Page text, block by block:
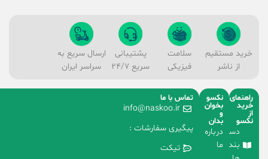
خرید مستقیم
از ناشر
سلامت
فیزیکی
پشتیبانی
سریع 24/7
ارسال سریع به
سراسر ایران
راهنمای
خرید
از
نکسو
دسته
بندی
نکسو
بخوان
و
بدان
درباره
ما
تماس با ما
info@naskoo.ir
پیگیری سفارشات :
تیکت